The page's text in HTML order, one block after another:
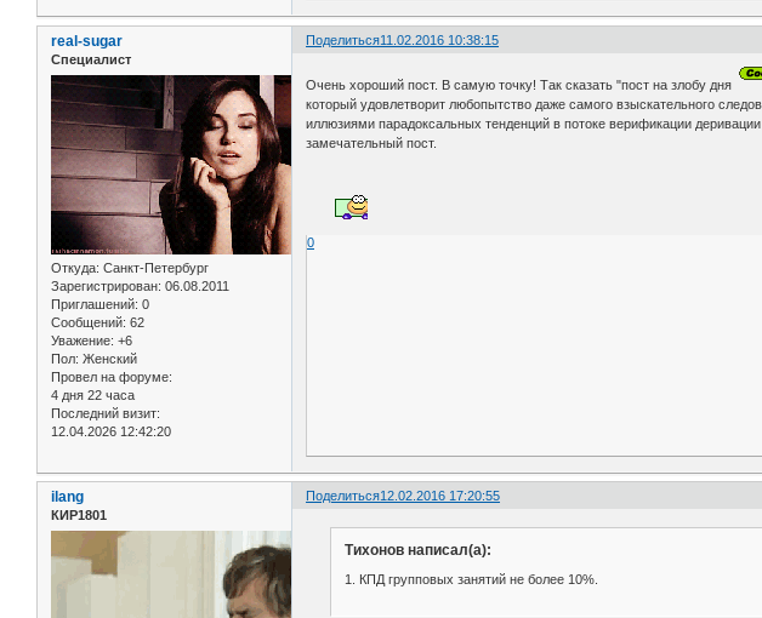
Поделиться11.02.2016 10:38:15
real-sugar
Специалист
Откуда: Санкт-Петербург
Зарегистрирован: 06.08.2011
Приглашений: 0
Сообщений: 62
Уважение: +6
Пол: Женский
Провел на форуме:
4 дня 22 часа
Последний визит:
12.04.2026 12:42:20
Очень хороший пост. В самую точку! Так сказать "пост на злобу дня
который удовлетворит любопытство даже самого взыскательного
иллюзиями парадоксальных тенденций в потоке верификации
замечательный пост.
0
Поделиться12.02.2016 17:20:55
ilang
КИР1801
Тихонов написал(а):
1. КПД групповых занятий не более 10%.